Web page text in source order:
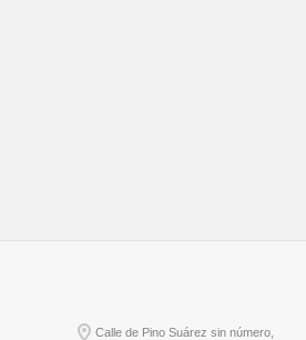
Calle de Pino Suárez sin número,